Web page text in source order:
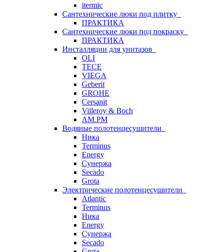
itermic
Сантехнические люки под плитку
ПРАКТИКА
Сантехнические люки под покраску
ПРАКТИКА
Инсталляции для унитазов
OLI
TECE
VIEGA
Geberit
GROHE
Cersanit
Villeroy & Boch
AM.PM
Водяные полотенцесушители
Ника
Terminus
Energy
Сунержа
Secado
Grota
Электрические полотенцесушители
Atlantic
Terminus
Ника
Energy
Сунержа
Secado